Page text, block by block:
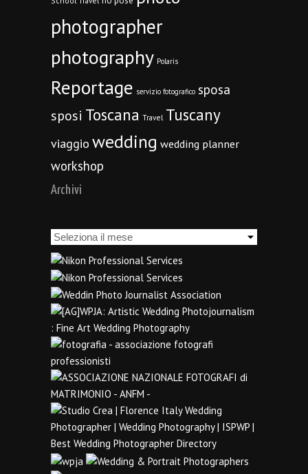
photographer
photography Polaris
Reportage servizio fotografico sposa
sposi Toscana Travel Tuscany
viaggio wedding wedding planner
workshop
Archivi
Archivi